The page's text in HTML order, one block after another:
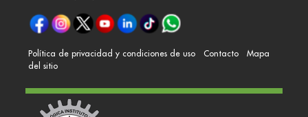
Política de privacidad y condiciones de uso Contacto
Mapa
del sitio